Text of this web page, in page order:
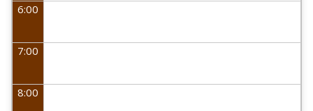
6:00
7:00
8:00